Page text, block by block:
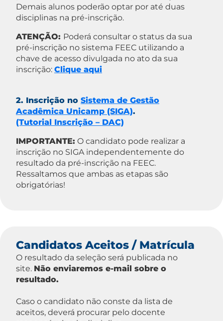
Demais alunos poderão optar por até duas
disciplinas na pré-inscrição.
ATENÇÃO: Poderá consultar o status da sua
pré-inscrição no sistema FEEC utilizando a
chave de acesso divulgada no ato da sua
inscrição: Clique aqui
2. Inscrição no Sistema de Gestão
Acadêmica Unicamp (SIGA).
(Tutorial Inscrição – DAC)
IMPORTANTE: O candidato pode realizar a
inscrição no SIGA independentemente do
resultado da pré-inscrição na FEEC.
Ressaltamos que ambas as etapas são
obrigatórias!
Candidatos Aceitos / Matrícula
O resultado da seleção será publicada no
site. Não enviaremos e-mail sobre o
resultado.
Caso o candidato não conste da lista de
aceitos, deverá procurar pelo docente